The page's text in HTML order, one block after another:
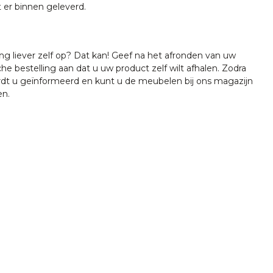
er binnen geleverd.
liever zelf op? Dat kan! Geef na het afronden van uw
bestelling aan dat u uw product zelf wilt afhalen. Zodra
u geïnformeerd en kunt u de meubelen bij ons magazijn